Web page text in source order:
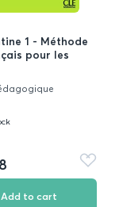
1 - Méthode
pour les
Add
to
Add to cart